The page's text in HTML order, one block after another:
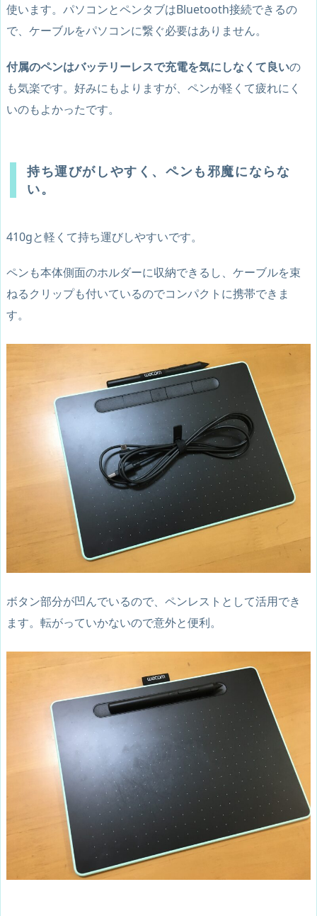
使います。パソコンとペンタブはBluetooth接続できるの
で、ケーブルをパソコンに繋ぐ必要はありません。
付属のペンはバッテリーレスで充電を気にしなくて良いの
も気楽です。好みにもよりますが、ペンが軽くて疲れにく
いのもよかったです。
持ち運びがしやすく、ペンも邪魔にならな
い。
410gと軽くて持ち運びしやすいです。
ペンも本体側面のホルダーに収納できるし、ケーブルを束
ねるクリップも付いているのでコンパクトに携帯できま
す。
ボタン部分が凹んでいるので、ペンレストとして活用でき
ます。転がっていかないので意外と便利。